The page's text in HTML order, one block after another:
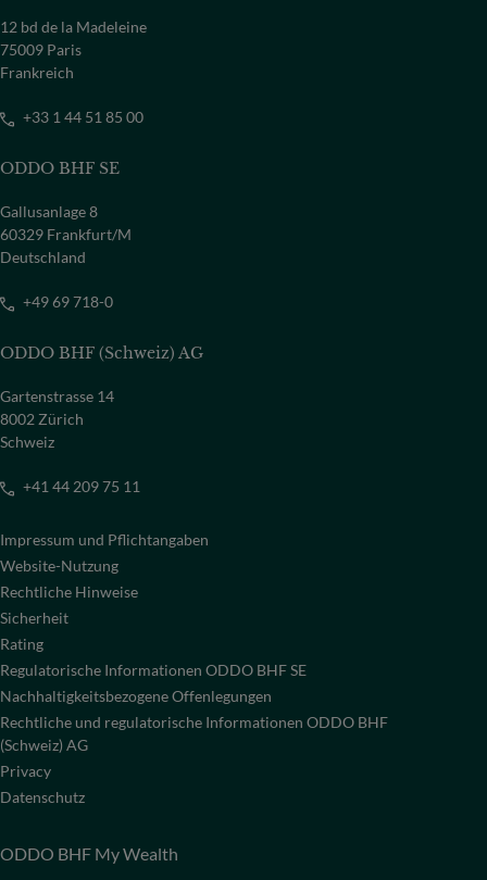
12 bd de la Madeleine
75009 Paris
Frankreich
+33 1 44 51 85 00
ODDO BHF SE
Gallusanlage 8
60329 Frankfurt/M
Deutschland
+49 69 718-0
ODDO BHF (Schweiz) AG
Gartenstrasse 14
8002 Zürich
Schweiz
+41 44 209 75 11
Impressum und Pflichtangaben
Website-Nutzung
Rechtliche Hinweise
Sicherheit
Rating
Regulatorische Informationen ODDO BHF SE
Nachhaltigkeitsbezogene Offenlegungen
Rechtliche und regulatorische Informationen ODDO BHF
(Schweiz) AG
Privacy
Datenschutz
ODDO BHF My Wealth